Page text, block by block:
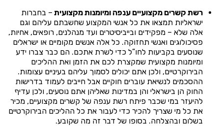
רשת קשרים מקצועיים ענפה ומיומנות מקצועית – בחברות
ישראליות תמצאו את כל אנשי המקצוע שחשבתם עליהם וגם
אלה שלא – מפקידים ובייביסיטרים ועד מנהלנים, רופאים, אחיות,
פסיכולוגים ואנשי תחזוקה. כל אלה אנשים מקומיים או ישראלים
שנוסעים בקביעות לחו”ל כדי לשרת אתכם. הם כבר צברו ידע
ומיומנות מקצועית שמקצרת לכם את הזמן ואת ההליכים
הבירוקרטיים, ולכן אתם יכולים לסמוך עליהם בעיניים עצומות.
ההסכמים לנשיאת עוברים חוקיים אבל חייבים לעמוד בדרישות
החוק הן בישראלי והן במדינות שאליהן אתם נוסעים, ולכן עדיף
להיעזר במי שכבר פיתח רשת ענפה של קשרים מקצועיים, מכיר
את כל מי שצריך להכיר כדי לעבור את כל ההליכים הבירוקרטיים
בשלום ובהצלחה. בסופו של דבר זה מה שקובע.